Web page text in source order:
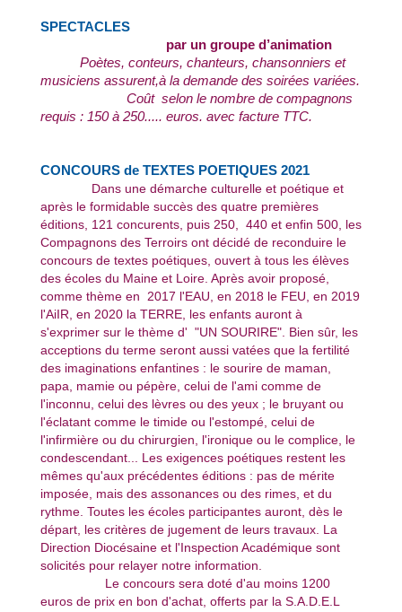
SPECTACLES
par un groupe d’animation
Poètes, conteurs, chanteurs, chansonniers et
musiciens assurent,à la demande des soirées variées.
Coût selon le nombre de compagnons
requis : 150 à 250..... euros. avec facture TTC.
CONCOURS de TEXTES POETIQUES 2021
Dans une démarche culturelle et poétique et
après le formidable succès des quatre premières
éditions, 121 concurents, puis 250, 440 et enfin 500, les
Compagnons des Terroirs ont décidé de reconduire le
concours de textes poétiques, ouvert à tous les élèves
des écoles du Maine et Loire. Après avoir proposé,
comme thème en 2017 l'EAU, en 2018 le FEU, en 2019
l'AiIR, en 2020 la TERRE, les enfants auront à
s'exprimer sur le thème d' "UN SOURIRE". Bien sûr, les
acceptions du terme seront aussi vatées que la fertilité
des imaginations enfantines : le sourire de maman,
papa, mamie ou pépère, celui de l'ami comme de
l'inconnu, celui des lèvres ou des yeux ; le bruyant ou
l'éclatant comme le timide ou l'estompé, celui de
l'infirmière ou du chirurgien, l'ironique ou le complice, le
condescendant... Les exigences poétiques restent les
mêmes qu'aux précédentes éditions : pas de mérite
imposée, mais des assonances ou des rimes, et du
rythme. Toutes les écoles participantes auront, dès le
départ, les critères de jugement de leurs travaux. La
Direction Diocésaine et l'Inspection Académique sont
solicités pour relayer notre information.
Le concours sera doté d'au moins 1200
euros de prix en bon d'achat, offerts par la S.A.D.E.L